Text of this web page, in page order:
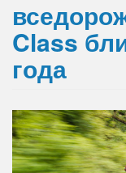
Class
года